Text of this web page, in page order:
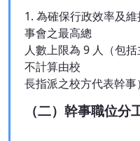
1. 為確保行政效率及
事會之最高總
人數上限為 9 人（包
不計算由校
長指派之校方代表幹事
（二）幹事職位分